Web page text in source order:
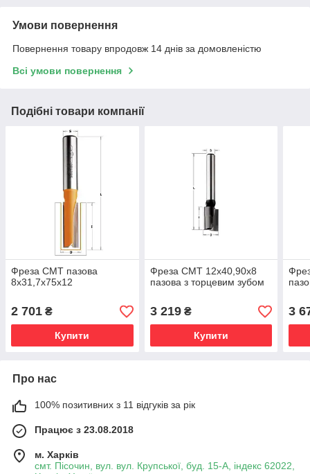
Умови повернення
Повернення товару впродовж 14 днів за домовленістю
Всі умови повернення
Подібні товари компанії
Фреза СМТ пазова
8х31,7х75х12
2 701 ₴
Купити
Фреза СМТ 12х40,90х8
пазова з торцевим зубом
3 219₴
Купити
3
Про нас
100% позитивних з 11 відгуків за рік
Працює з 23.08.2018
м. Харків
смт. Пісочин, вул. вул. Крупської, буд. 15-А, індекс 62022,